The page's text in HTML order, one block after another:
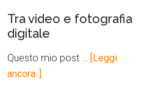
Tra video e fotografia
digitale
Questo mio post … [Leggi
ancora..]